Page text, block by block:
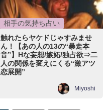
相手の気持ち占い
触れたらヤケドじゃすみませ
ん！【あの人の13の“暴走本
音”】Hな妄想/嫉妬/独占欲⇒二
人の関係を変えにくる“激アツ
恋展開”
Miyoshi